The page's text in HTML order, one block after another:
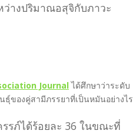
างปริมาณอสุจิกับภาวะ
Journalได้ศึกษาว่าระดับ
ของคู่สามีภรรยาที่เป็นหมันอย่างไร
รภ์ได้ร้อยละ 36 ในขณะที่